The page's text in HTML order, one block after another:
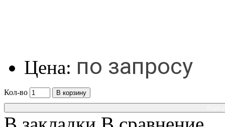
Цена: по запросу
Кол-во
В корзину